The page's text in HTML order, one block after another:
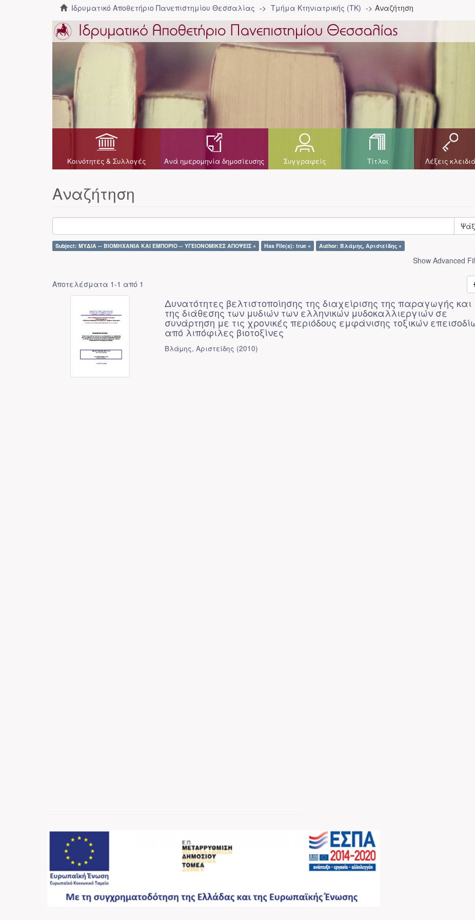
Ιδρυματικό Αποθετήριο Πανεπιστημίου Θεσσαλίας Τμήμα Κτηνιατρικής (ΤΚ) Αναζήτηση
Κοινότητες & Συλλογές Ανά ημερομηνία δημοσίευσης Συγγραφείς Τίτλοι Λέξεις
Αναζήτηση
Subject: ΜΥΔΙΑ -- ΒΙΟΜΗΧΑΝΙΑ ΚΑΙ ΕΜΠΟΡΙΟ -- ΥΓΕΙΟΝΟΜΙΚΕΣ ΑΠΟΨΕΙΣ × Has File(s): true × Author: Βλάμης, Αριστείδης ×
Show Advanced
Αποτελέσματα 1-1 από 1
Δυνατότητες βελτιστοποίησης της διαχείρισης της παραγωγής και
της διάθεσης των μυδιών των ελληνικών μυδοκαλλιεργιών σε
συνάρτηση με τις χρονικές περιόδους εμφάνισης τοξικών
από λιπόφιλες βιοτοξίνες
Βλάμης, Αριστείδης (2010)